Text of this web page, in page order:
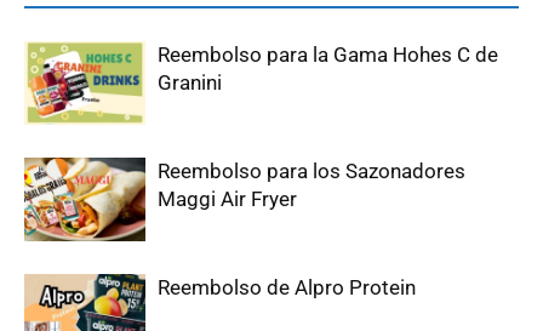
Reembolso para la Gama Hohes C de
Granini
Reembolso para los Sazonadores
Maggi Air Fryer
Reembolso de Alpro Protein